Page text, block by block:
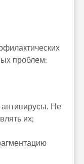
проблем:
антивирусы. Не
их;